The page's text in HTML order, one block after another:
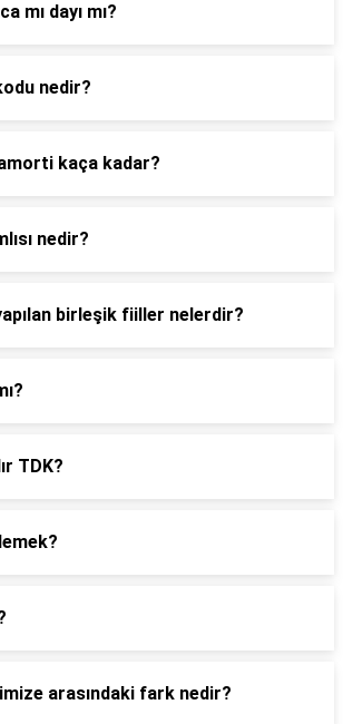
mı dayı mı?
nedir?
kaça kadar?
nedir?
birleşik fiiller nelerdir?
TDK?
arasındaki fark nedir?